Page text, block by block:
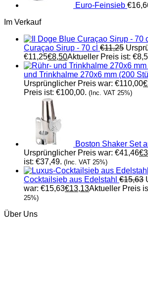
Euro-Feinsieb €
Im Verkauf
Curaçao Sirup - 70 cl €11,25
€11,25€8,50Aktueller Preis ist:
und Trinkhalme 270x6 mm (200
Ursprünglicher Preis war: €110,00€
Preis ist: €100,00. (Inc. VAT 25%)
Boston Shaker Set
Ursprünglicher Preis war: €41,46€
ist: €37,49. (Inc. VAT 25%)
Cocktailsieb aus Edelstahl €15,63
war: €15,63€13,13Aktueller Preis
25%)
Über Uns